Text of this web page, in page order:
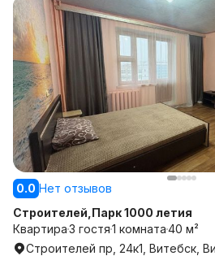
0.0 Нет отзывов
Строителей,Парк 1000 летия
Квартира3 гостя1 комната40 м²
Строителей пр, 24к1, Витебск,